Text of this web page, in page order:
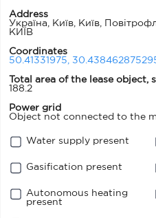
Address
Україна, Київ, Київ,
КИЇВ
Coordinates
50.41331975,
Total area of the lease object,
188.2
Power grid
Object not connected to the
Water supply present
Gasification present
Autonomous heating
present